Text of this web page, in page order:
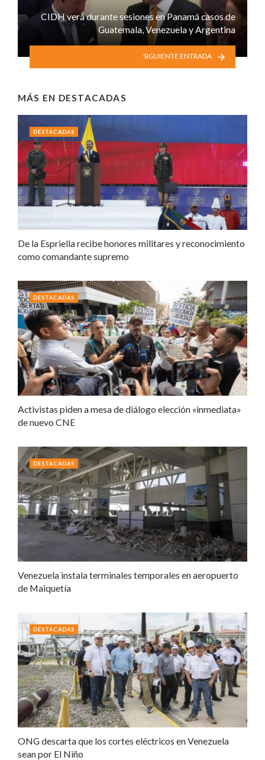
CIDH verá durante sesiones en Panamá casos de
Guatemala, Venezuela y Argentina
SIGUIENTE ENTRADA
MÁS EN DESTACADAS
De la Espriella recibe honores militares y reconocimiento
como comandante supremo
DESTACADAS
Activistas piden a mesa de diálogo elección «inmediata»
de nuevo CNE
DESTACADAS
Venezuela instala terminales temporales en aeropuerto
de Maiquetía
DESTACADAS
ONG descarta que los cortes eléctricos en Venezuela
sean por El Niño
DESTACADAS